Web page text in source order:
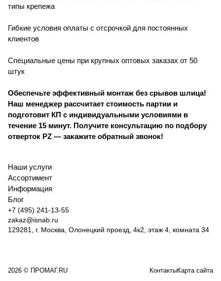
типы крепежа
Гибкие условия оплаты с отсрочкой для постоянных
клиентов
Специальные цены при крупных оптовых заказах от 50
штук
Обеспечьте эффективный монтаж без срывов шлица!
Наш менеджер рассчитает стоимость партии и
подготовит КП с индивидуальными условиями в
течение 15 минут. Получите консультацию по подбору
отверток PZ — закажите обратный звонок!
Наши услуги
Ассортимент
Информация
Блог
+7 (495) 241-13-55
zakaz@isnab.ru
129281, г. Москва, Олонецкий проезд, 4к2, этаж 4, комната 34
2026 © ПРОМАГ.RU КонтактыКарта сайта